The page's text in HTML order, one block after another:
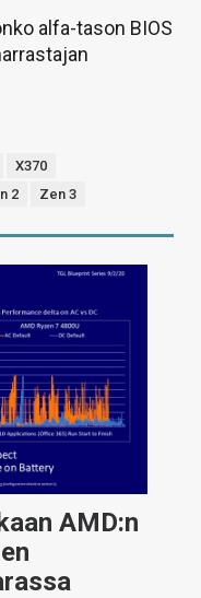
alfa-tason BIOS
X370
2 Zen 3
AMD:n